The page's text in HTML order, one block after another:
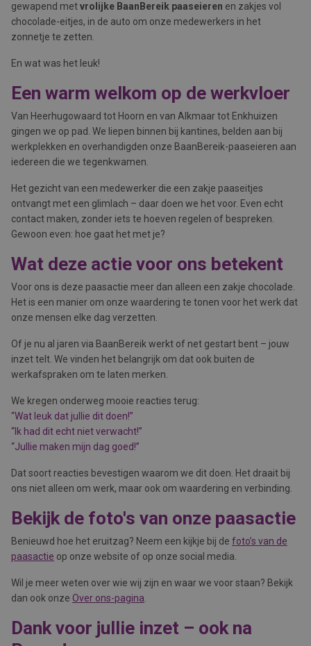
gewapend metvrolijke BaanBereik paaseieren en zakjes vol
chocolade-eitjes, in de auto om onze medewerkers in het
zonnetje te zetten.
En wat was het leuk!
Een warm welkom op de werkvloer
Van Heerhugowaard tot Hoorn en van Alkmaar tot Enkhuizen
gingen we op pad. We liepen binnen bij kantines, belden aan bij
werkplekken en overhandigden onze BaanBereik-paaseieren aan
iedereen die we tegenkwamen.
Het gezicht van een medewerker die een zakje paaseitjes
ontvangt met een glimlach – daar doen we het voor. Even echt
contact maken, zonder iets te hoeven regelen of bespreken.
Gewoon even: hoe gaat het met je?
Wat deze actie voor ons betekent
Voor ons is deze paasactie meer dan alleen een zakje chocolade.
Het is een manier om onze waardering te tonen voor het werk dat
onze mensen elke dag verzetten.
Of je nu al jaren via BaanBereik werkt of net gestart bent – jouw
inzet telt. We vinden het belangrijk om dat ook buiten de
werkafspraken om te laten merken.
We kregen onderweg mooie reacties terug:
“Wat leuk dat jullie dit doen!”
“Ik had dit echt niet verwacht!”
“Jullie maken mijn dag goed!”
Dat soort reacties bevestigen waarom we dit doen. Het draait bij
ons niet alleen om werk, maar ook om waardering en verbinding.
Bekijk de foto's van onze paasactie
Benieuwd hoe het eruitzag? Neem een kijkje bij de foto’s van de
paasactie op onze website of op onze social media.
Wil je meer weten over wie wij zijn en waar we voor staan? Bekijk
dan ook onze Over ons-pagina
Dank voor jullie inzet – ook na